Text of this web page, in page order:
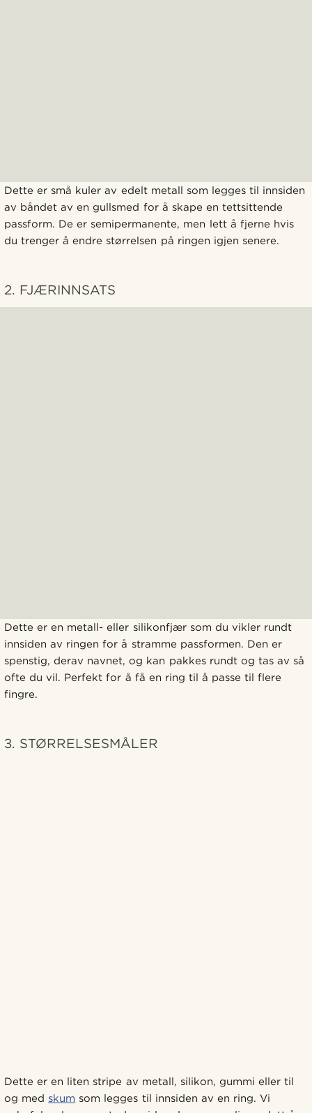
Dette er små kuler av edelt metall som legges til innsiden
av båndet av en gullsmed for å skape en tettsittende
passform. De er semipermanente, men lett å fjerne hvis
du trenger å endre størrelsen på ringen igjen senere.
2. FJÆRINNSATS
Dette er en metall- eller silikonfjær som du vikler rundt
innsiden av ringen for å stramme passformen. Den er
spenstig, derav navnet, og kan pakkes rundt og tas av så
ofte du vil. Perfekt for å få en ring til å passe til flere
fingre.
3. STØRRELSESMÅLER
Dette er en liten stripe av metall, silikon, gummi eller til
og med skum som legges til innsiden av en ring. Vi